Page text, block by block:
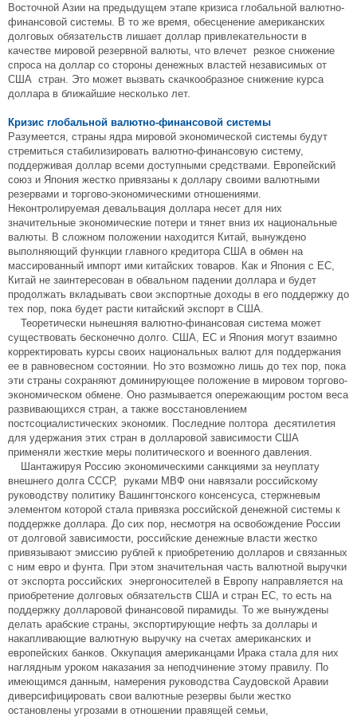
Восточной Азии на предыдущем этапе кризиса глобальной валютно-
финансовой системы. В то же время, обесценение американских
долговых обязательств лишает доллар привлекательности в
качестве мировой резервной валюты, что влечет резкое снижение
спроса на доллар со стороны денежных властей независимых от
США стран. Это может вызвать скачкообразное снижение курса
доллара в ближайшие несколько лет.
Кризис глобальной валютно-финансовой системы
Разумеется, страны ядра мировой экономической системы будут
стремиться стабилизировать валютно-финансовую систему,
поддерживая доллар всеми доступными средствами. Европейский
союз и Япония жестко привязаны к доллару своими валютными
резервами и торгово-экономическими отношениями.
Неконтролируемая девальвация доллара несет для них
значительные экономические потери и тянет вниз их национальные
валюты. В сложном положении находится Китай, вынуждено
выполняющий функции главного кредитора США в обмен на
массированный импорт ими китайских товаров. Как и Япония с ЕС,
Китай не заинтересован в обвальном падении доллара и будет
продолжать вкладывать свои экспортные доходы в его поддержку до
тех пор, пока будет расти китайский экспорт в США.
Теоретически нынешняя валютно-финансовая система может
существовать бесконечно долго. США, ЕС и Япония могут взаимно
корректировать курсы своих национальных валют для поддержания
ее в равновесном состоянии. Но это возможно лишь до тех пор, пока
эти страны сохраняют доминирующее положение в мировом торгово-
экономическом обмене. Оно размывается опережающим ростом веса
развивающихся стран, а также восстановлением
постсоциалистических экономик. Последние полтора десятилетия
для удержания этих стран в долларовой зависимости США
применяли жесткие меры политического и военного давления.
Шантажируя Россию экономическими санкциями за неуплату
внешнего долга СССР, руками МВФ они навязали российскому
руководству политику Вашингтонского консенсуса, стержневым
элементом которой стала привязка российской денежной системы к
поддержке доллара. До сих пор, несмотря на освобождение России
от долговой зависимости, российские денежные власти жестко
привязывают эмиссию рублей к приобретению долларов и связанных
с ним евро и фунта. При этом значительная часть валютной выручки
от экспорта российских энергоносителей в Европу направляется на
приобретение долговых обязательств США и стран ЕС, то есть на
поддержку долларовой финансовой пирамиды. То же вынуждены
делать арабские страны, экспортирующие нефть за доллары и
накапливающие валютную выручку на счетах американских и
европейских банков. Оккупация американцами Ирака стала для них
наглядным уроком наказания за неподчинение этому правилу. По
имеющимся данным, намерения руководства Саудовской Аравии
диверсифицировать свои валютные резервы были жестко
остановлены угрозами в отношении правящей семьи,